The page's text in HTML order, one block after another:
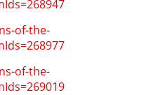
of-the-
of-the-